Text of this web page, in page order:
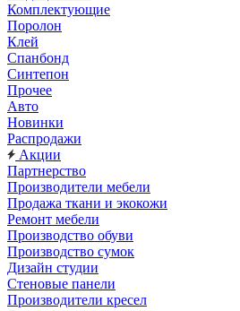
Комплектующие
Поролон
Клей
Спанбонд
Синтепон
Прочее
Авто
Новинки
Распродажи
Акции
Партнерство
Производители мебели
Продажа ткани и экокожи
Ремонт мебели
Производство обуви
Производство сумок
Дизайн студии
Стеновые панели
Производители кресел